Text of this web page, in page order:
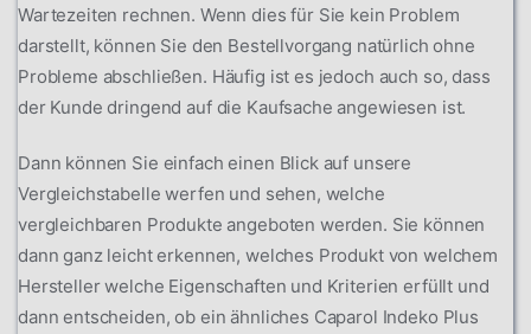
Wartezeiten rechnen. Wenn dies für Sie kein Problem
darstellt, können Sie den Bestellvorgang natürlich ohne
Probleme abschließen. Häufig ist es jedoch auch so, dass
der Kunde dringend auf die Kaufsache angewiesen ist.
Dann können Sie einfach einen Blick auf unsere
Vergleichstabelle werfen und sehen, welche
vergleichbaren Produkte angeboten werden. Sie können
dann ganz leicht erkennen, welches Produkt von welchem
Hersteller welche Eigenschaften und Kriterien erfüllt und
dann entscheiden, ob ein ähnliches Caparol Indeko Plus